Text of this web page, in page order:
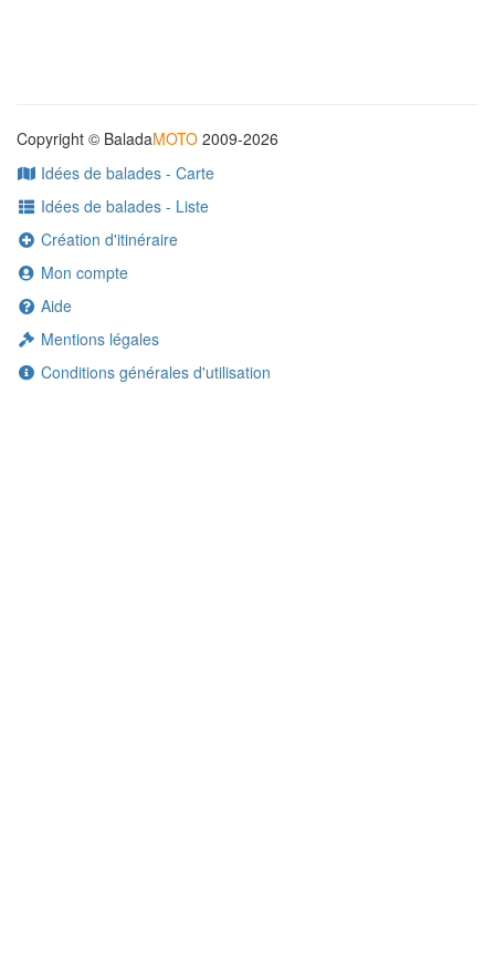
Copyright © BaladaMOTO 2009-2026
Idées de balades - Carte
Idées de balades - Liste
Création d'itinéraire
Mon compte
Aide
Mentions légales
Conditions générales d'utilisation